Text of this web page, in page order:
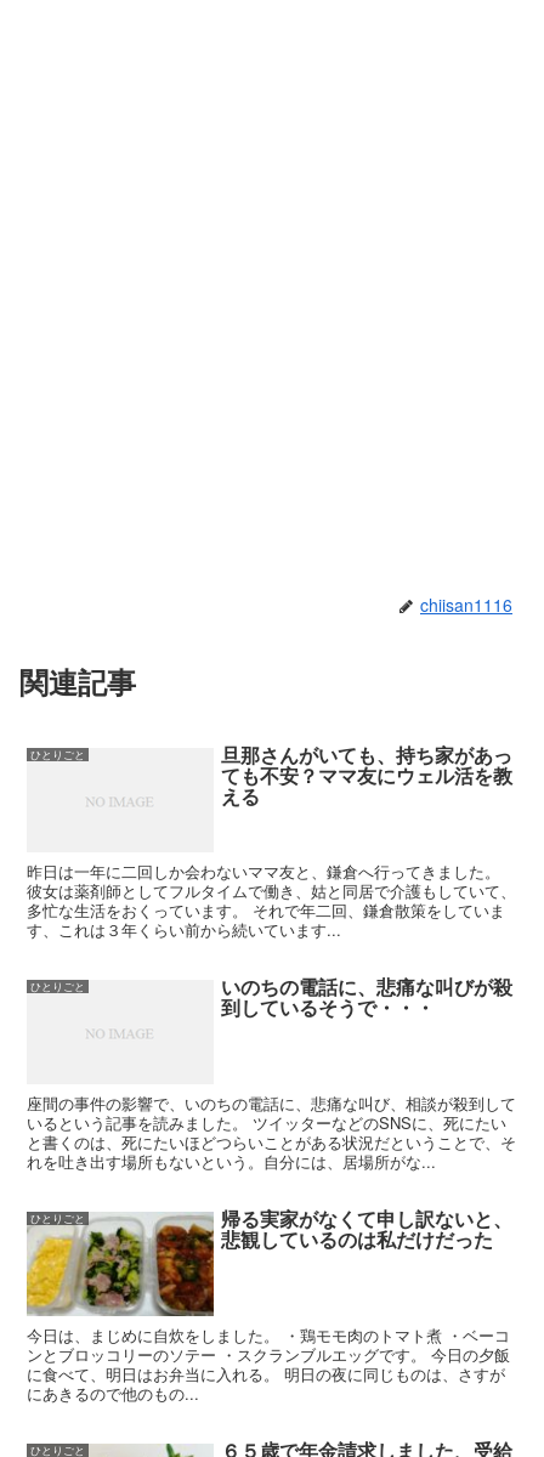
chiisan1116
関連記事
ひとりごと 旦那さんがいても、持ち家があっ
ても不安？ママ友にウェル活を教
える
昨日は一年に二回しか会わないママ友と、鎌倉へ行ってきました。
彼女は薬剤師としてフルタイムで働き、姑と同居で介護もしていて、
多忙な生活をおくっています。 それで年二回、鎌倉散策をしていま
す、これは３年くらい前から続いています...
ひとりごと いのちの電話に、悲痛な叫びが殺
到しているそうで・・・
座間の事件の影響で、いのちの電話に、悲痛な叫び、相談が殺到して
いるという記事を読みました。 ツイッターなどのSNSに、死にたい
と書くのは、死にたいほどつらいことがある状況だということで、そ
れを吐き出す場所もないという。自分には、居場所がな...
ひとりごと 帰る実家がなくて申し訳ないと、
悲観しているのは私だけだった
今日は、まじめに自炊をしました。 ・鶏モモ肉のトマト煮 ・ベーコ
ンとブロッコリーのソテー ・スクランブルエッグです。 今日の夕飯
に食べて、明日はお弁当に入れる。 明日の夜に同じものは、さすが
にあきるので他のもの...
ひとりごと ６５歳で年金請求しました、受給